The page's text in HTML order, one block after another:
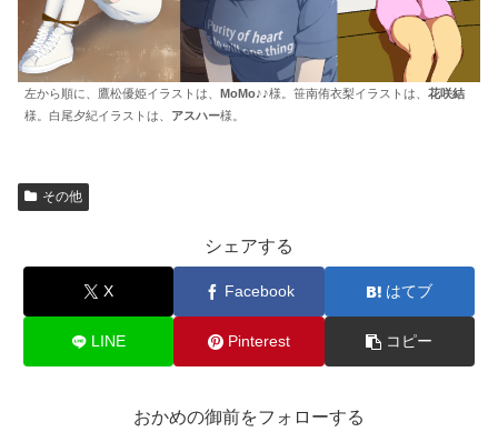
左から順に、鷹松優姫イラストは、 MoMo♪♪様。笹南侑衣梨イラストは、 花咲結
様。白尾夕紀イラストは、 アスハー様。
その他
シェアする
X Facebook はてブ
LINE Pinterest コピー
おかめの御前をフォローする